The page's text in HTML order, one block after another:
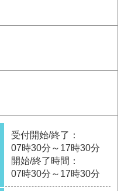
受付開始/終了：
07時30分～17時30分
開始/終了時間：
07時30分～17時30分